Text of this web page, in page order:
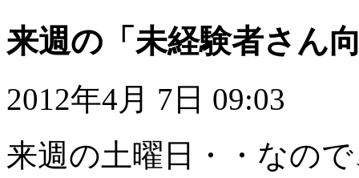
来週の「未経験者さん
2012年4月 7日 09:03
来週の土曜日・・なの